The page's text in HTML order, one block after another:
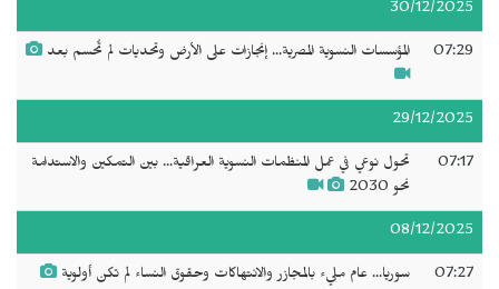
30/12/2025
07:29 المؤسسات النسوية المصرية... إنجازات على الأرض وتحديات لم تُحسم بعد
29/12/2025
07:17
تحول نوعي في عمل المنظمات النسوية العراقية... بين التمكين والاستدامة
نحو 2030
08/12/2025
07:27 سوريا... عام مليء بالمجازر والانتهاكات وحقوق النساء لم تكن أولوية